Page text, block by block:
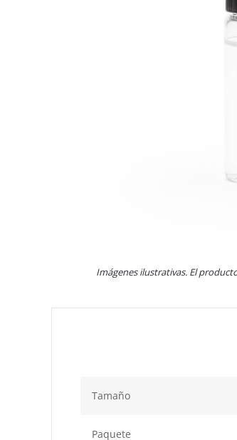
Imágenes ilustrativas. El
Tamaño
Paquete